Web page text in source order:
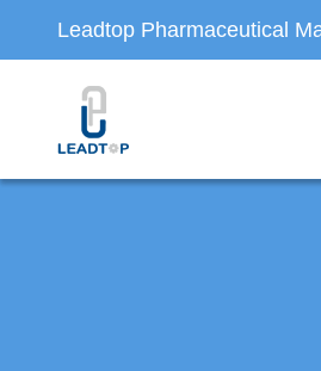
Leadtop Pharmaceutical